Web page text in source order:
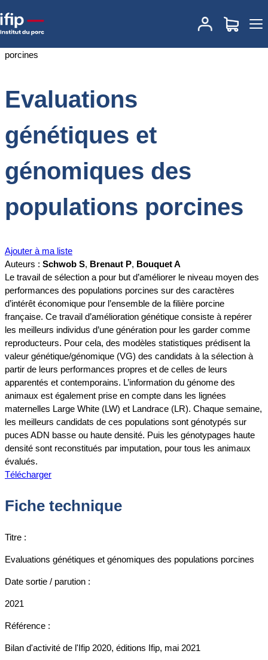
Accueil
Evaluations génétiques et génomiques
des populations porcines
Evaluations
génétiques et
génomiques des
populations porcines
Ajouter à ma liste
Auteurs : Schwob S, Brenaut P, Bouquet A
Le travail de sélection a pour but d’améliorer le niveau moyen des
performances des populations porcines sur des caractères
d’intérêt économique pour l’ensemble de la filière porcine
française. Ce travail d’amélioration génétique consiste à repérer
les meilleurs individus d’une génération pour les garder comme
reproducteurs. Pour cela, des modèles statistiques prédisent la
valeur génétique/génomique (VG) des candidats à la sélection à
partir de leurs performances propres et de celles de leurs
apparentés et contemporains. L’information du génome des
animaux est également prise en compte dans les lignées
maternelles Large White (LW) et Landrace (LR). Chaque semaine,
les meilleurs candidats de ces populations sont génotypés sur
puces ADN basse ou haute densité. Puis les génotypages haute
densité sont reconstitués par imputation, pour tous les animaux
évalués.
Télécharger
Fiche technique
Titre :
Evaluations génétiques et génomiques des populations porcines
Date sortie / parution :
2021
Référence :
Bilan d'activité de l'Ifip 2020, éditions Ifip, mai 2021